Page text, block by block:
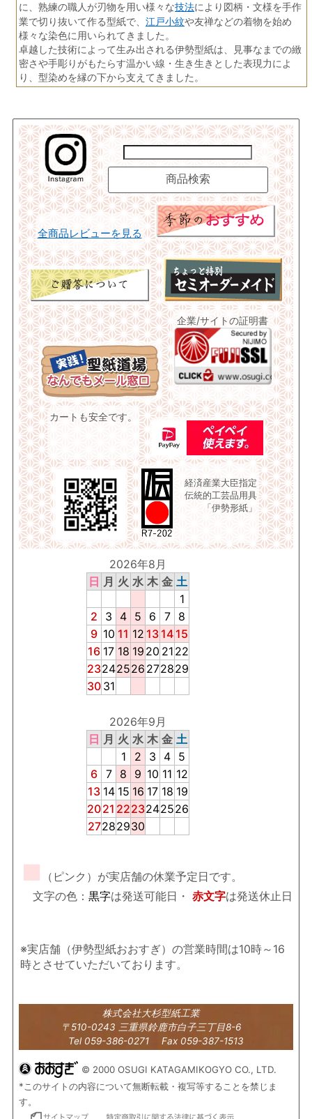
に、熟練の職人が刃物を用い様々な技法により図柄・文様を手作
業で切り抜いて作る型紙で、 江戸小紋や友禅などの着物を始め
様々な染色に用いられてきました。
卓越した技術によって生み出される伊勢型紙は、見事なまでの緻
密さや手彫りがもたらす温かい線・生き生きとした表現力によ
り、型染めを縁の下から支えてきました。
全商品レビューを見る
企業/サイトの証明書
カートも安全です。
経済産業大臣指定
伝統的工芸品用具
「伊勢形紙」
2026年8月
日 月 火 水 木 金 土
1
2
3 4 5 6 7
8
9 10 11 12 13 14 15
16 17 18 19 20 21 22
23242526 272829
30 31
2026年9月
日 月 火 水 木 金 土
1
2 3 4 5
6 7 8 9 10 11 12
13 14 15 16 17 18 19
2021 2223242526
27282930
■
（ピンク）が実店舗の休業予定日です。
文字の色： 黒字は発送可能日・ 赤文字は発送休止日
※実店舗（伊勢型紙おおすぎ）の営業時間は10時～16
時とさせていただいております。
株式会社大杉型紙工業
〒510-0243 三重県鈴鹿市白子三丁目8-6
Tel 059-386-0271 Fax 059-387-1513
© 2000 OSUGI KATAGAMIKOGYO CO., LTD.
*このサイトの内容について無断転載・複写等することを禁じま
す。